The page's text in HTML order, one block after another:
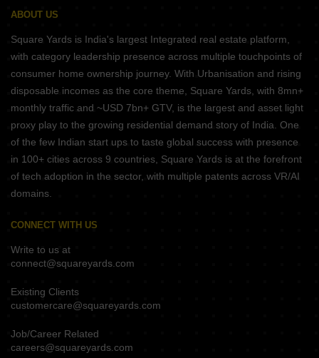
ABOUT US
Square Yards is India's largest Integrated real estate platform,
with category leadership presence across multiple touchpoints of
consumer home ownership journey. With Urbanisation and rising
disposable incomes as the core theme, Square Yards, with 8mn+
monthly traffic and ~USD 7bn+ GTV, is the largest and asset light
proxy play to the growing residential demand story of India. One
of the few Indian start ups to taste global success with presence
in 100+ cities across 9 countries, Square Yards is at the forefront
of tech adoption in the sector, with multiple patents across VR/AI
domains.
CONNECT WITH US
Write to us at
connect@squareyards.com
Existing Clients
customercare@squareyards.com
Job/Career Related
careers@squareyards.com